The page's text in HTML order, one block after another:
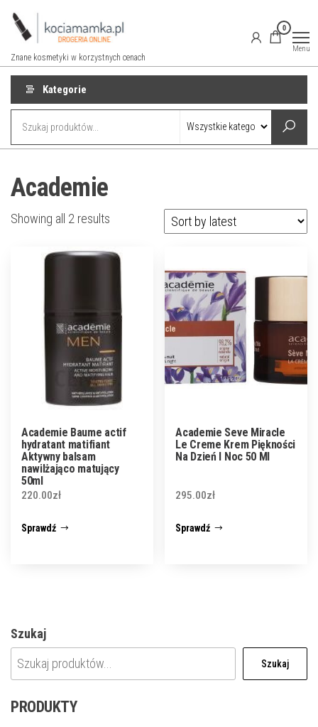
Przejdź
Znane kosmetyki w korzystnych cenach
0
Menu
Kategorie
Academie
Showing all 2 results
Academie Baume actif
hydratant matifiant
Aktywny balsam
nawilżająco matujący
50ml
220.00zł
Sprawdź
Academie Seve Miracle
Le Creme Krem Piękności
Na Dzień I Noc 50 Ml
295.00zł
Sprawdź
Szukaj
Szukaj
PRODUKTY